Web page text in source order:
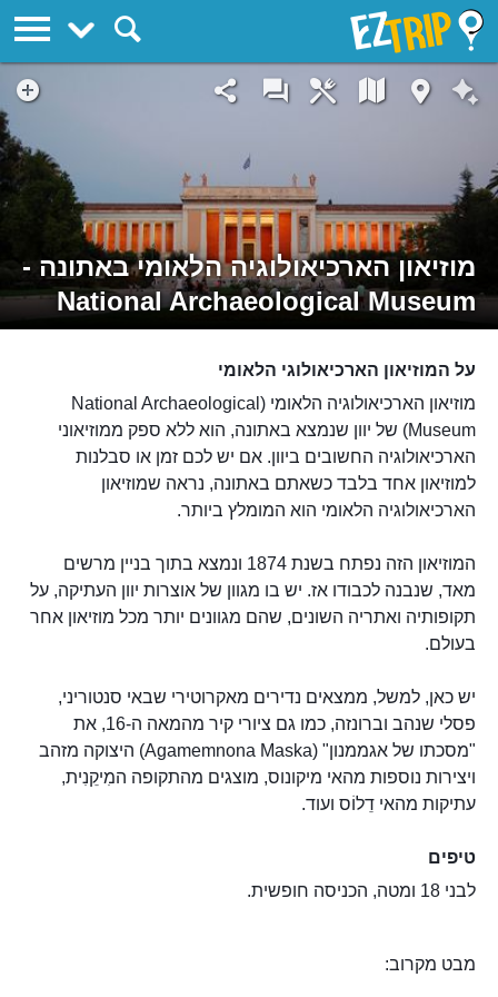
מוזיאון הארכיאולוגיה הלאומי באתונה -
National Archaeological Museum
על המוזיאון הארכיאולוגי הלאומי
מוזיאון הארכיאולוגיה הלאומי (National Archaeological
Museum) של יוון שנמצא באתונה, הוא ללא ספק ממוזיאוני
הארכיאולוגיה החשובים ביוון. אם יש לכם זמן או סבלנות
למוזיאון אחד בלבד כשאתם באתונה, נראה שמוזיאון
הארכיאולוגיה הלאומי הוא המומלץ ביותר.
המוזיאון הזה נפתח בשנת 1874 ונמצא בתוך בניין מרשים
מאד, שנבנה לכבודו אז. יש בו מגוון של אוצרות יוון העתיקה, על
תקופותיה ואתריה השונים, שהם מגוונים יותר מכל מוזיאון אחר
בעולם.
יש כאן, למשל, ממצאים נדירים מאקרוטירי שבאי סנטוריני,
פסלי שנהב וברונזה, כמו גם ציורי קיר מהמאה ה-16, את
"מסכתו של אגממנון" (Agamemnona Maska) היצוקה מזהב
ויצירות נוספות מהאי מיקונוס, מוצגים מהתקופה המִיקֵנִית,
עתיקות מהאי דֵלוֹס ועוד.
טיפים
לבני 18 ומטה, הכניסה חופשית.
מבט מקרוב:
EZTrip